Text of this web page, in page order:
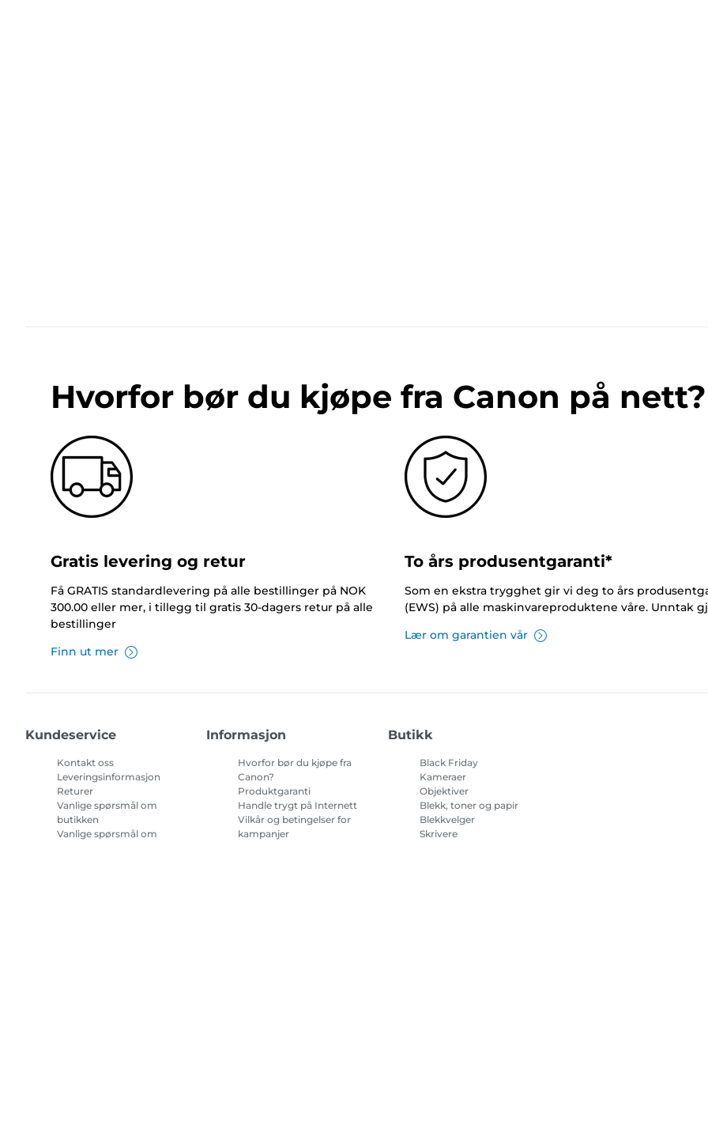
Hvorfor bør du kjøpe fra Canon på nett?
Gratis levering og retur
Få GRATIS standardlevering på alle bestillinger på NOK
300.00 eller mer, i tillegg til gratis 30-dagers retur på alle
bestillinger
Finn ut mer
To års produsentgaranti*
Som en ekstra trygghet gir vi deg to års
(EWS) på alle maskinvareproduktene våre. Unntak
Lær om garantien vår
Kundeservice
Kontakt oss
Leveringsinformasjon
Returer
Vanlige spørsmål om
butikken
Vanlige spørsmål om
Informasjon
Hvorfor bør du kjøpe fra
Canon?
Produktgaranti
Handle trygt på Internett
Vilkår og betingelser for
kampanjer
Butikk
Black Friday
Kameraer
Objektiver
Blekk, toner og papir
Blekkvelger
Skrivere